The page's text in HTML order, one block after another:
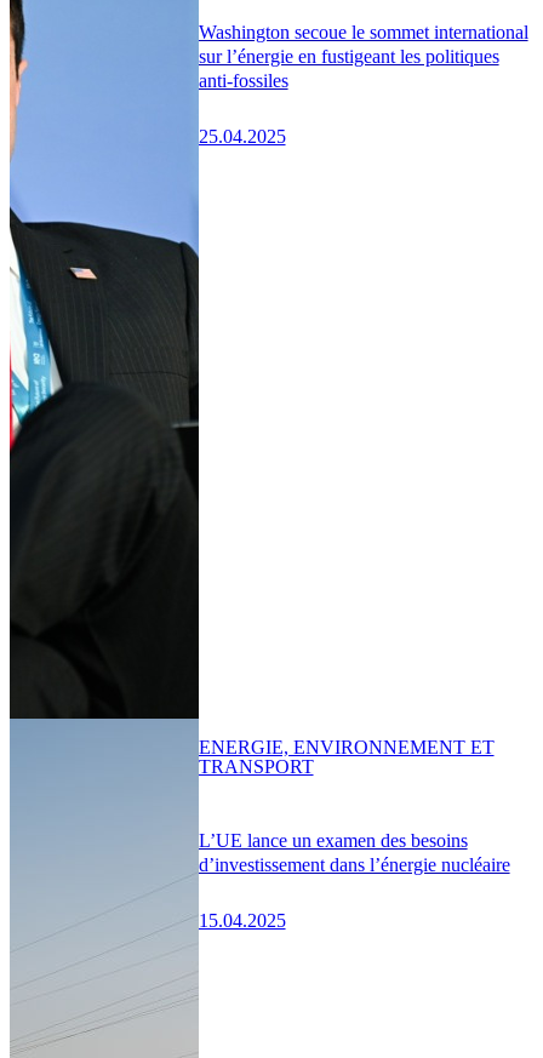
Washington secoue le sommet international
sur l’énergie en fustigeant les politiques
anti-fossiles
25.04.2025
L’UE lance un examen des besoins
d’investissement dans l’énergie nucléaire
15.04.2025
ENERGIE, ENVIRONNEMENT ET
TRANSPORT